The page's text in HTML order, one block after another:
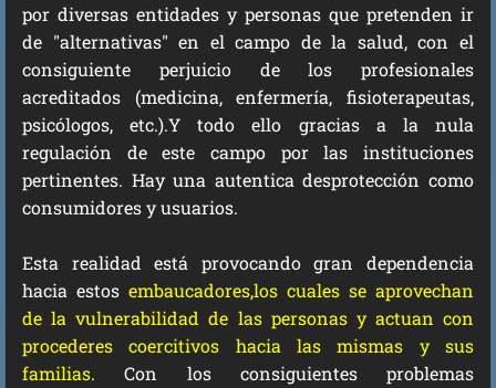
por diversas entidades y personas que pretenden ir
de "alternativas" en el campo de la salud, con el
consiguiente perjuicio de los profesionales
acreditados (medicina, enfermería, fisioterapeutas,
psicólogos, etc.).Y todo ello gracias a la nula
regulación de este campo por las instituciones
pertinentes. Hay una autenticadesprotección como
consumidores y usuarios.
Esta realidad está provocando gran dependencia
hacia estos embaucadores,los cuales se aprovechan
de la vulnerabilidad de las personas y actuan con
procederes coercitivos hacia las mismas y sus
familias. Con los consiguientes problemas